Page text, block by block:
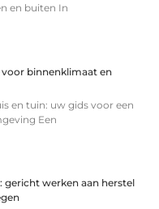
en buiten In
voor binnenklimaat en
en tuin: uw gids voor een
Een
gericht werken aan herstel